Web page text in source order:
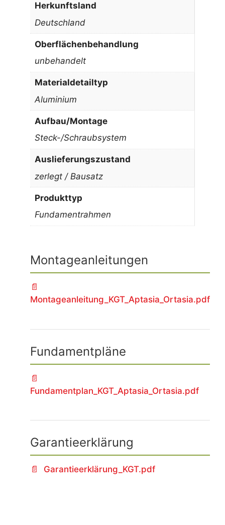
Herkunftsland
Deutschland
Oberflächenbehandlung
unbehandelt
Materialdetailtyp
Aluminium
Aufbau/Montage
Steck-/Schraubsystem
Auslieferungszustand
zerlegt / Bausatz
Produkttyp
Fundamentrahmen
Montageanleitungen
Montageanleitung_KGT_Aptasia_Ortasia.pdf
Fundamentpläne
Fundamentplan_KGT_Aptasia_Ortasia.pdf
Garantieerklärung
Garantieerklärung_KGT.pdf